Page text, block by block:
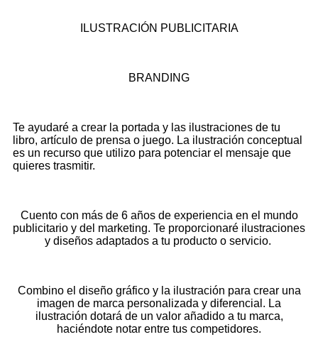
ILUSTRACIÓN PUBLICITARIA
BRANDING
Te ayudaré a crear la portada y las ilustraciones de tu
libro, artículo de prensa o juego. La ilustración conceptual
es un recurso que utilizo para potenciar el mensaje que
quieres trasmitir.
Cuento con más de 6 años de experiencia en el mundo
publicitario y del marketing. Te proporcionaré ilustraciones
y diseños adaptados a tu producto o servicio.
Combino el diseño gráfico y la ilustración para crear una
imagen de marca personalizada y diferencial. La
ilustración dotará de un valor añadido a tu marca,
haciéndote notar entre tus competidores.